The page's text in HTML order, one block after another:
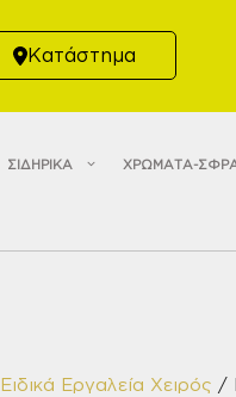
Κατάστημα
ΣΙΔΗΡΙΚΑ ΧΡΩΜΑΤΑ-
Ειδικά Εργαλεία Χειρός /